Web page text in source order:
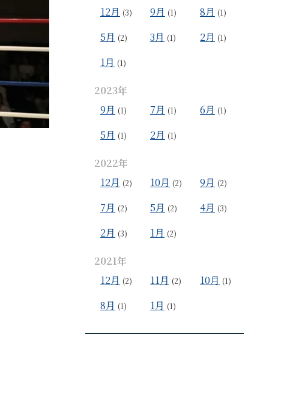
12月 (3) 9月 (1) 8月 (1)
5月 (2) 3月 (1) 2月 (1)
1月 (1)
2023年
9月 (1) 7月 (1) 6月 (1)
5月 (1) 2月 (1)
2022年
12月 (2) 10月 (2) 9月 (2)
7月 (2) 5月 (2) 4月 (3)
2月 (3) 1月 (2)
2021年
12月 (2) 11月 (2) 10月 (1)
8月 (1) 1月 (1)